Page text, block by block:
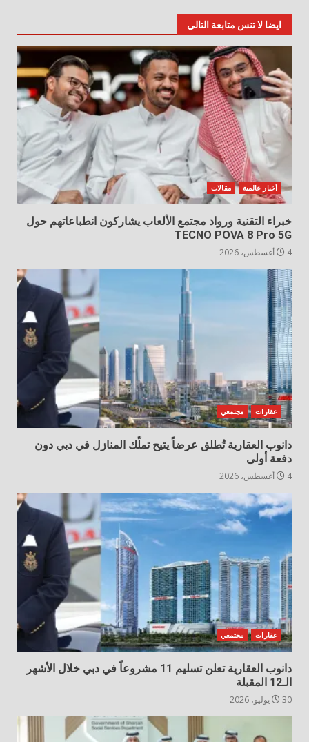
ايضا لا تنس متابعة التالي
أخبار عالمية مقالات
خبراء التقنية ورواد مجتمع الألعاب يشاركون انطباعاتهم حول
TECNO POVA 8 Pro 5G
4 أغسطس، 2026
عقارات مجتمعي
دانوب العقارية تُطلق عرضاً يتيح تملّك المنازل في دبي دون
دفعة أولى
4 أغسطس، 2026
عقارات مجتمعي
دانوب العقارية تعلن تسليم 11 مشروعاً في دبي خلال الأشهر
الـ12 المقبلة
30 يوليو، 2026